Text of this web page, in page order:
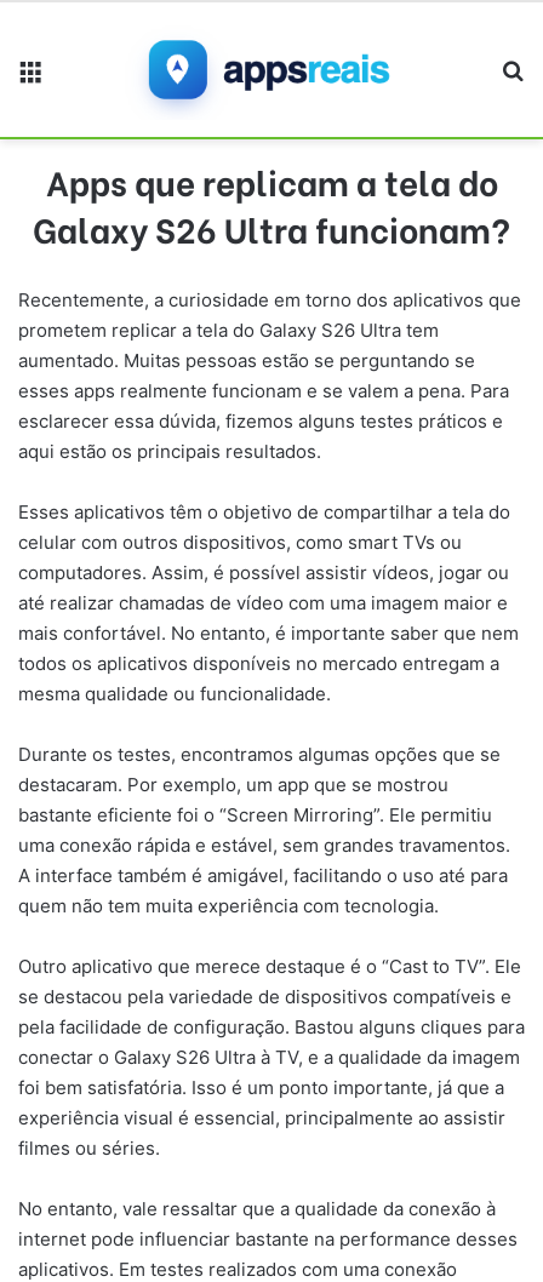
Apps que replicam a tela do
Galaxy S26 Ultra funcionam?
Recentemente, a curiosidade em torno dos aplicativos que
prometem replicar a tela do Galaxy S26 Ultra tem
aumentado. Muitas pessoas estão se perguntando se
esses apps realmente funcionam e se valem a pena. Para
esclarecer essa dúvida, fizemos alguns testes práticos e
aqui estão os principais resultados.
Esses aplicativos têm o objetivo de compartilhar a tela do
celular com outros dispositivos, como smart TVs ou
computadores. Assim, é possível assistir vídeos, jogar ou
até realizar chamadas de vídeo com uma imagem maior e
mais confortável. No entanto, é importante saber que nem
todos os aplicativos disponíveis no mercado entregam a
mesma qualidade ou funcionalidade.
Durante os testes, encontramos algumas opções que se
destacaram. Por exemplo, um app que se mostrou
bastante eficiente foi o “Screen Mirroring”. Ele permitiu
uma conexão rápida e estável, sem grandes travamentos.
A interface também é amigável, facilitando o uso até para
quem não tem muita experiência com tecnologia.
Outro aplicativo que merece destaque é o “Cast to TV”. Ele
se destacou pela variedade de dispositivos compatíveis e
pela facilidade de configuração. Bastou alguns cliques para
conectar o Galaxy S26 Ultra à TV, e a qualidade da imagem
foi bem satisfatória. Isso é um ponto importante, já que a
experiência visual é essencial, principalmente ao assistir
filmes ou séries.
No entanto, vale ressaltar que a qualidade da conexão à
internet pode influenciar bastante na performance desses
aplicativos. Em testes realizados com uma conexão